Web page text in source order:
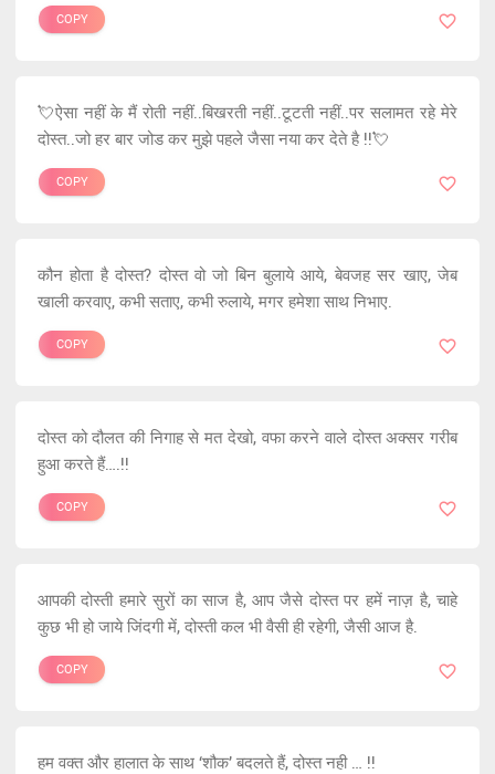
COPY
💘ऐसा नहीं के मैं रोती नहीं..बिखरती नहीं..टूटती नहीं..पर सलामत रहे मेरे
दोस्त..जो हर बार जोड कर मुझे पहले जैसा नया कर देते है !!💘
COPY
कौन होता है दोस्त? दोस्त वो जो बिन बुलाये आये, बेवजह सर खाए, जेब
खाली करवाए, कभी सताए, कभी रुलाये, मगर हमेशा साथ निभाए.
COPY
दोस्त को दौलत की निगाह से मत देखो, वफा करने वाले दोस्त अक्सर गरीब
हुआ करते हैं….!!
COPY
आपकी दोस्ती हमारे सुरों का साज है, आप जैसे दोस्त पर हमें नाज़ है, चाहे
कुछ भी हो जाये जिंदगी में, दोस्ती कल भी वैसी ही रहेगी, जैसी आज है.
COPY
हम वक्त और हालात के साथ ‘शौक’ बदलते हैं, दोस्त नही … !!